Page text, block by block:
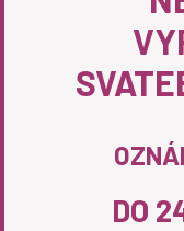
DO